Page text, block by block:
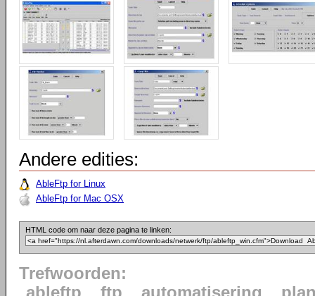
Andere edities:
AbleFtp for Linux
AbleFtp for Mac OSX
HTML code om naar deze pagina te linken:
Trefwoorden: